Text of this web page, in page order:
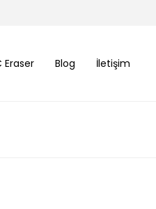
Eraser Blog İletişim